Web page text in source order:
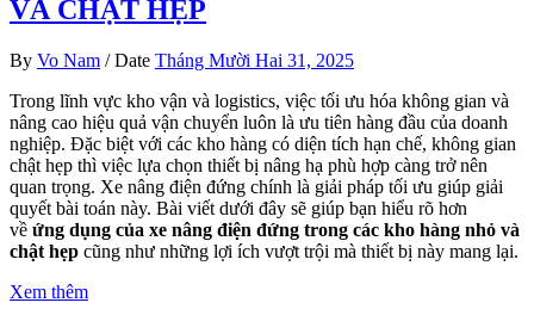
VÀ CHẬT HẸP
By Vo Nam / Date Tháng Mười Hai 31, 2025
Trong lĩnh vực kho vận và logistics, việc tối ưu hóa không gian và
nâng cao hiệu quả vận chuyển luôn là ưu tiên hàng đầu của doanh
nghiệp. Đặc biệt với các kho hàng có diện tích hạn chế, không gian
chật hẹp thì việc lựa chọn thiết bị nâng hạ phù hợp càng trở nên
quan trọng. Xe nâng điện đứng chính là giải pháp tối ưu giúp giải
quyết bài toán này. Bài viết dưới đây sẽ giúp bạn hiểu rõ hơn
về ứng dụng của xe nâng điện đứng trong các kho hàng nhỏ và
chật hẹp cũng như những lợi ích vượt trội mà thiết bị này mang lại.
Xem thêm